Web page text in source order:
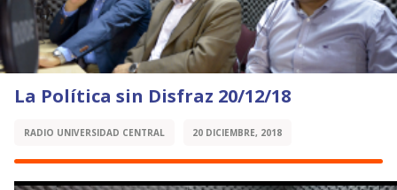
La Política sin Disfraz 20/12/18
RADIO UNIVERSIDAD CENTRAL 20 DICIEMBRE, 2018